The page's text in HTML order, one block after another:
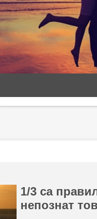
1/3 са
непознат